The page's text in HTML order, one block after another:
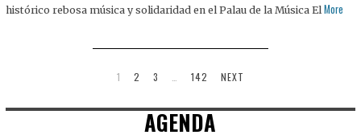
histórico rebosa música y solidaridad en el Palau de la Música El More
1 2 3 142 NEXT
AGENDA